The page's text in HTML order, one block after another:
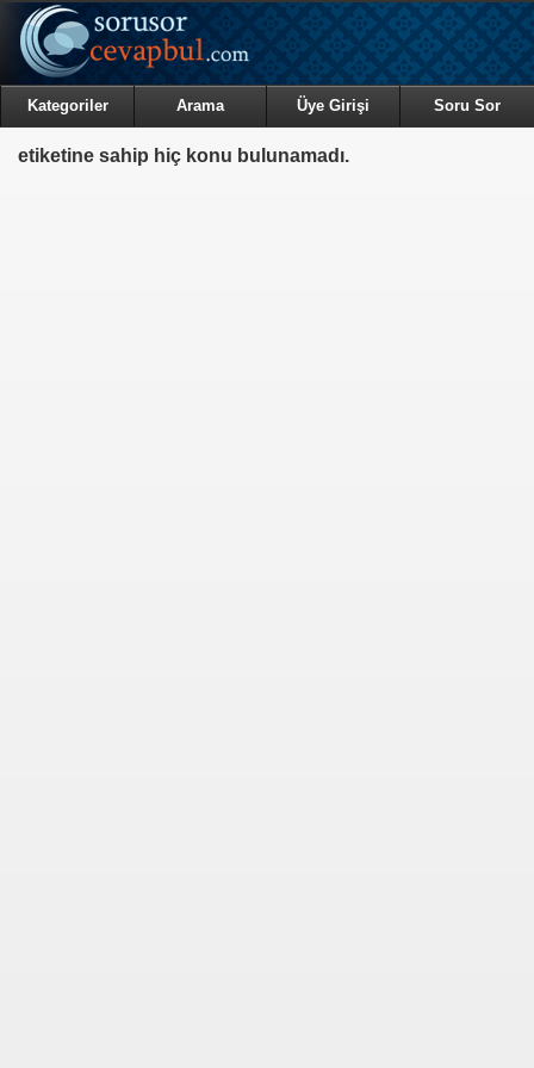
Kategoriler Arama Üye Girişi Soru Sor
etiketine sahip hiç konu bulunamadı.